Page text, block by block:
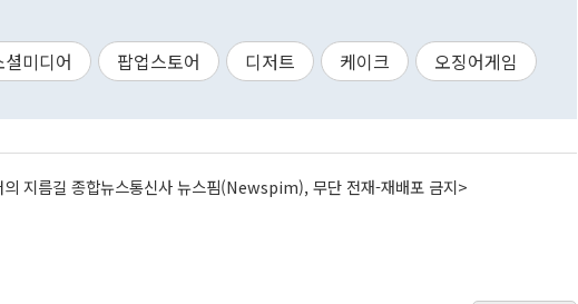
셜미디어 팝업스토어 디저트 케이크 오징어게임
지름길 종합뉴스통신사 뉴스핌(Newspim), 무단 전재-재배포 금지>